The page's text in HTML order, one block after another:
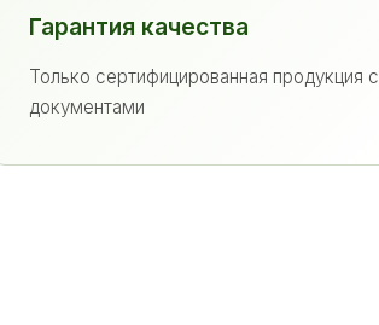
Гарантия качества
Только сертифицированная продукция с
документами